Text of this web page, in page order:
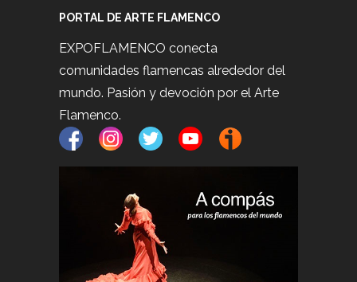
PORTAL DE ARTE FLAMENCO
EXPOFLAMENCO conecta
comunidades flamencas alrededor del
mundo. Pasión y devoción por el Arte
Flamenco.